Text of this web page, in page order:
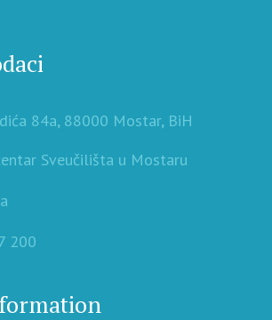
84a, 88000 Mostar, BiH
Sveučilišta u Mostaru
200